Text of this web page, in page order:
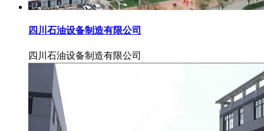
四川石油设备制造有限公司
四川石油设备制造有限公司